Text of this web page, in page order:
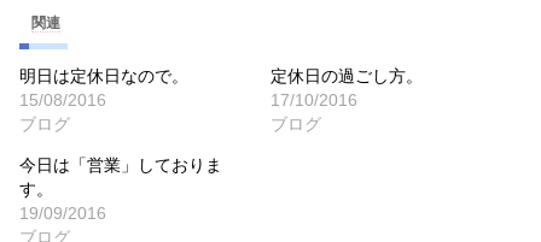
関連
明日は定休日なので。
15/08/2016
ブログ
定休日の過ごし方。
17/10/2016
ブログ
今日は「営業」しておりま
す。
19/09/2016
ブログ